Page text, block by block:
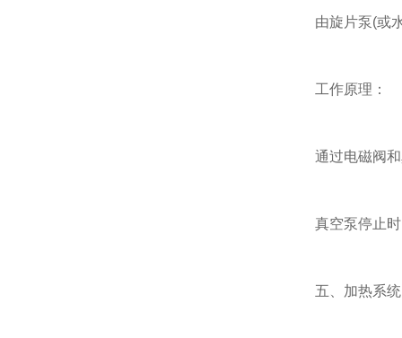
由旋片泵(或水
工作原理：
通过电磁阀和
真空泵停止时
五、加热系统